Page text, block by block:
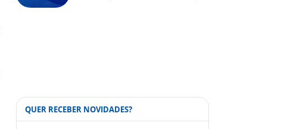
QUER RECEBER NOVIDADES?